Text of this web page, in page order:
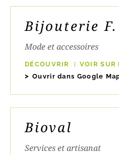
Bijouterie
Mode et accessoires
DÉCOUVRIR
VOIR SUR
Ouvrir dans Google
Bioval
Services et artisanat